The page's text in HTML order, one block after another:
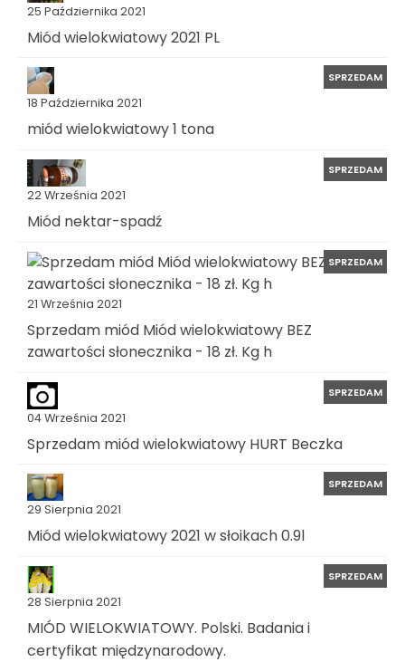
25 Października 2021
Miód wielokwiatowy 2021 PL
18 Października 2021
SPRZEDAM
miód wielokwiatowy 1 tona
22 Września 2021
SPRZEDAM
Miód nektar-spadź
21 Września 2021
SPRZEDAM
Sprzedam miód Miód wielokwiatowy BEZ
zawartości słonecznika - 18 zł. Kg h
04 Września 2021
SPRZEDAM
Sprzedam miód wielokwiatowy HURT Beczka
29 Sierpnia 2021
SPRZEDAM
Miód wielokwiatowy 2021 w słoikach 0.9l
28 Sierpnia 2021
SPRZEDAM
MIÓD WIELOKWIATOWY. Polski. Badania i
certyfikat międzynarodowy.